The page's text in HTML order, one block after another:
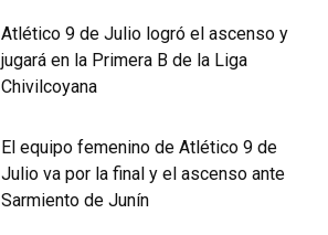
Atlético 9 de Julio logró el ascenso y
jugará en la Primera B de la Liga
Chivilcoyana
El equipo femenino de Atlético 9 de
Julio va por la final y el ascenso ante
Sarmiento de Junín